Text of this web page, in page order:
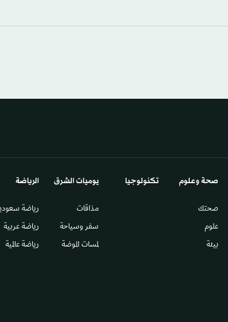
صحة وعلوم
صحتك
علوم
بيئة
تكنولوجيا يوميات الشرق​
مذاقات
سفر وسياحة
لمسات الموضة
الرياضة
رياضة
رياضة عربية
رياضة عالمية